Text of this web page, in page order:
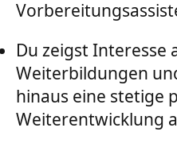
Du zeigst Interesse
Weiterbildungen
hinaus eine stetige
Weiterentwicklung